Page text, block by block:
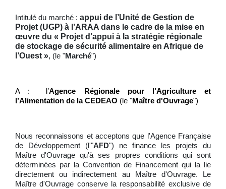
Intitulé du marché : appui de l’Unité de Gestion de
Projet (UGP) à l’ARAA dans le cadre de la mise en
œuvre du « Projet d’appui à la stratégie régionale
de stockage de sécurité alimentaire en Afrique de
l’Ouest », (le "Marché")
A : l’Agence Régionale pour l’Agriculture et
l’Alimentation de la CEDEAO (le "Maître d'Ouvrage")
Nous reconnaissons et acceptons que l'Agence Française
de Développement (l'"AFD") ne finance les projets du
Maître d'Ouvrage qu'à ses propres conditions qui sont
déterminées par la Convention de Financement qui la lie
directement ou indirectement au Maître d'Ouvrage. Le
Maître d'Ouvrage conserve la responsabilité exclusive de